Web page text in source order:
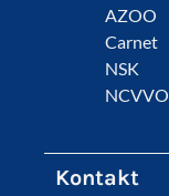
AZOO
Carnet
NSK
NCVVO
Kontakt